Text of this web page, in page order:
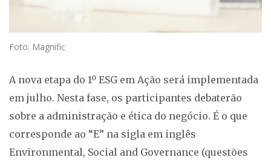
Foto: Magnific
A nova etapa do 1º ESG em Ação será implementada
em julho. Nesta fase, os participantes debaterão
sobre a administração e ética do negócio. É o que
corresponde ao “E” na sigla em inglês
Environmental, Social and Governance (questões